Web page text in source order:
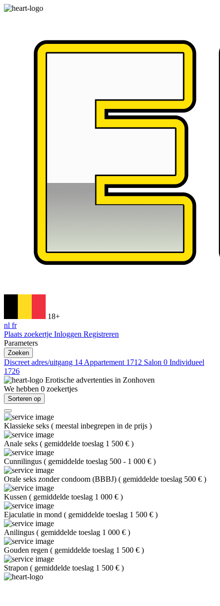
18+
nl fr
Plaats zoekertje Inloggen Registreren
Parameters
Zoeken
Discreet adres/uitgang 14 Appartement 1712 Salon 0 Individueel
1726
Erotische advertenties in Zonhoven
We hebben 0 zoekertjes
Sorteren op
Klassieke seks ( meestal inbegrepen in de prijs )
Anale seks ( gemiddelde toeslag 1 500 € )
Cunnilingus ( gemiddelde toeslag 500 - 1 000 € )
Orale seks zonder condoom (BBBJ) ( gemiddelde toeslag 500 € )
Kussen ( gemiddelde toeslag 1 000 € )
Ejaculatie in mond ( gemiddelde toeslag 1 500 € )
Anilingus ( gemiddelde toeslag 1 000 € )
Gouden regen ( gemiddelde toeslag 1 500 € )
Strapon ( gemiddelde toeslag 1 500 € )